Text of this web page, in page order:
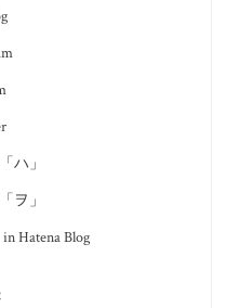
ハ」
ヲ」
Hatena Blog